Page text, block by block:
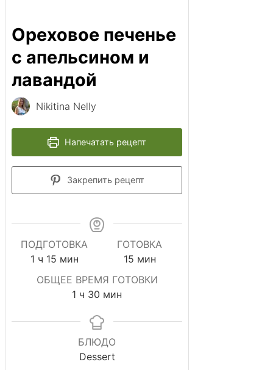
Ореховое печенье
с апельсином и
лавандой
Nikitina Nelly
Напечатать рецепт
Закрепить рецепт
ПОДГОТОВКА
1час
ч 15минут
мин
ГОТОВКА
15минут
мин
ОБЩЕЕ ВРЕМЯ ГОТОВКИ
1 час
ч 30 минут
мин
БЛЮДО
Dessert